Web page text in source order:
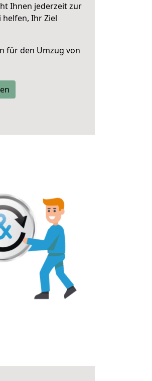
Ihnen jederzeit zur
Ihr Ziel
für den Umzug von